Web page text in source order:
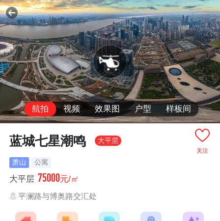
航拍 视频 效果图 户型 样板间
关注
蓝城七星潮鸣 大平层
萧山 公寓
大平层 75000元/㎡
平澜路与博奥路交汇处